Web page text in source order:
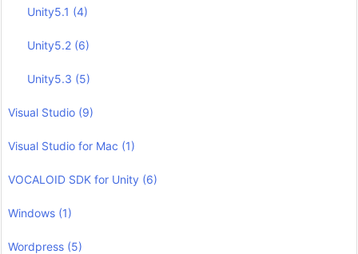
Unity5.1 (4)
Unity5.2 (6)
Unity5.3 (5)
Visual Studio (9)
Visual Studio for Mac (1)
VOCALOID SDK for Unity (6)
Windows (1)
Wordpress (5)